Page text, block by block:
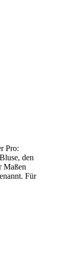
Pro:
den
Maßen
Für